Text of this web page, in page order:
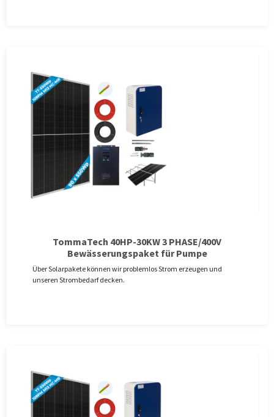
TommaTech 40HP-30KW 3 PHASE/400V
Bewässerungspaket für Pumpe
Über Solarpakete können wir problemlos Strom erzeugen und
unseren Strombedarf decken.